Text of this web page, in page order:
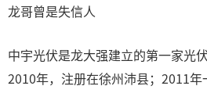
龙哥曾是失信人
中宇光伏是龙大强建立的第一家光
2010年，注册在徐州沛县；2011年